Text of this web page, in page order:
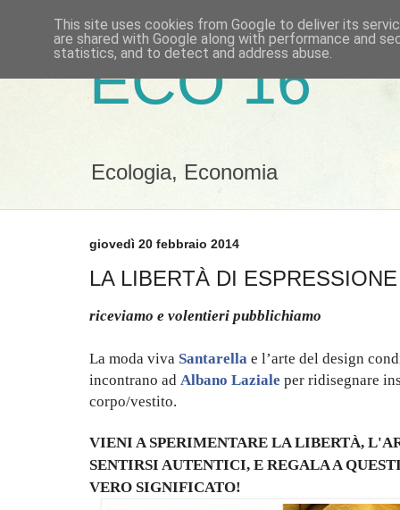
ECO 16
Ecologia, Economia
giovedì 20 febbraio 2014
LA LIBERTÀ DI
riceviamo e volentieri pubblichiamo
La moda viva Santarella e l’arte del design
incontrano ad Albano Laziale per ridisegnare
corpo/vestito.
VIENI A SPERIMENTARE LA LIBERTÀ,
SENTIRSI AUTENTICI, E REGALA A
VERO SIGNIFICATO!
This site uses cookies from Google to deliver its
are shared with Google along with performance and
statistics, and to detect and address abuse.